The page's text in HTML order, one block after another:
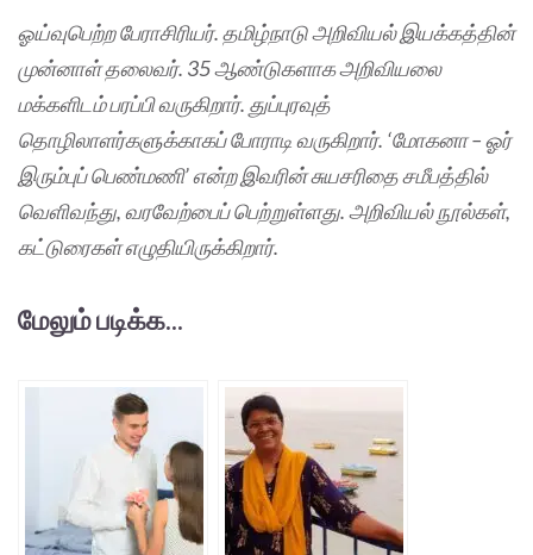
ஓய்வுபெற்ற பேராசிரியர். தமிழ்நாடு அறிவியல் இயக்கத்தின்
முன்னாள் தலைவர். 35 ஆண்டுகளாக அறிவியலை
மக்களிடம் பரப்பி வருகிறார். துப்புரவுத்
தொழிலாளர்களுக்காகப் போராடி வருகிறார். ‘மோகனா – ஓர்
இரும்புப் பெண்மணி’ என்ற இவரின் சுயசரிதை சமீபத்தில்
வெளிவந்து, வரவேற்பைப் பெற்றுள்ளது. அறிவியல் நூல்கள்,
கட்டுரைகள் எழுதியிருக்கிறார்.
மேலும் படிக்க...